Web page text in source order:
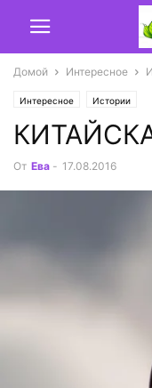
Домой Интересное
Интересное Истории
От Ева - 17.08.2016